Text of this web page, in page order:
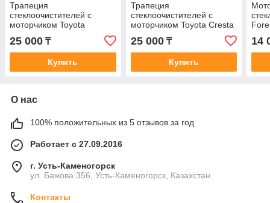
Трапеция
стеклоочистителей с
моторчиком Toyota
Windom / Lexus ES (20) /
(MCV21)
25 000 ₸
Купить
Трапеция
стеклоочистителей с
моторчиком Toyota Cresta
25 000₸
Купить
14
О нас
100% положительных из 5 отзывов за год
Работает с 27.09.2016
г. Усть-Каменогорск
ул. Бажова 356, Усть-Каменогорск, Казахстан
Контакты